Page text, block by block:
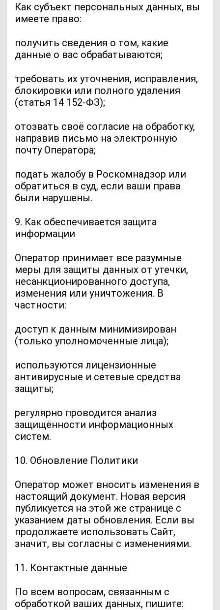
Как субъект персональных данных, вы
имеете право:
получить сведения о том, какие
данные о вас обрабатываются;
требовать их уточнения, исправления,
блокировки или полного удаления
(статья 14 152-ФЗ);
отозвать своё согласие на обработку,
направив письмо на электронную
почту Оператора;
подать жалобу в Роскомнадзор или
обратиться в суд, если ваши права
были нарушены.
9. Как обеспечивается защита
информации
Оператор принимает все разумные
меры для защиты данных от утечки,
несанкционированного доступа,
изменения или уничтожения. В
частности:
доступ к данным минимизирован
(только уполномоченные лица);
используются лицензионные
антивирусные и сетевые средства
защиты;
регулярно проводится анализ
защищённости информационных
систем.
10. Обновление Политики
Оператор может вносить изменения в
настоящий документ. Новая версия
публикуется на этой же странице с
указанием даты обновления. Если вы
продолжаете использовать Сайт,
значит, вы согласны с изменениями.
11. Контактные данные
По всем вопросам, связанным с
обработкой ваших данных, пишите: